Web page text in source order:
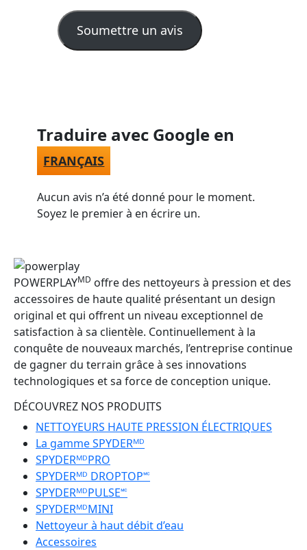
Soumettre un avis
Traduire avec Google en
FRANÇAIS
Aucun avis n’a été donné pour le moment.
Soyez le premier à en écrire un.
POWERPLAYMD offre des nettoyeurs à pression et des
accessoires de haute qualité présentant un design
original et qui offrent un niveau exceptionnel de
satisfaction à sa clientèle. Continuellement à la
conquête de nouveaux marchés, l’entreprise continue
de gagner du terrain grâce à ses innovations
technologiques et sa force de conception unique.
DÉCOUVREZ NOS PRODUITS
NETTOYEURS HAUTE PRESSION ÉLECTRIQUES
La gamme SPYDERᴹᴰ
SPYDERᴹᴰPRO
SPYDERᴹᴰ DROPTOP🅪
SPYDERᴹᴰPULSE🅪
SPYDERᴹᴰMINI
Nettoyeur à haut débit d’eau
Accessoires